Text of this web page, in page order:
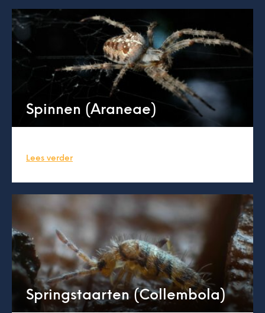
Spinnen (Araneae)
Lees verder
Springstaarten (Collembola)